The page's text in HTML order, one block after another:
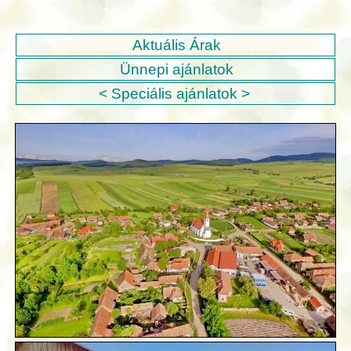
Aktuális Árak
Ünnepi ajánlatok
< Speciális ajánlatok >